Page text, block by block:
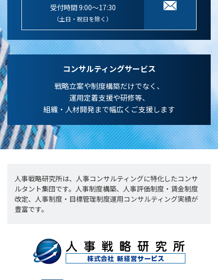
受付時間 9:00～17:30
（土日・祝日を除く）
コンサルティングサービス
戦略立案や制度構築だけでなく、
運用定着支援や研修等、
組織・人材開発まで幅広くご支援します
人事戦略研究所は、人事コンサルティングに特化したコンサ
ルタント集団です。人事制度構築、人事評価制度・賃金制度
改定、人事制度・目標管理制度運用コンサルティング実績が
豊富です。